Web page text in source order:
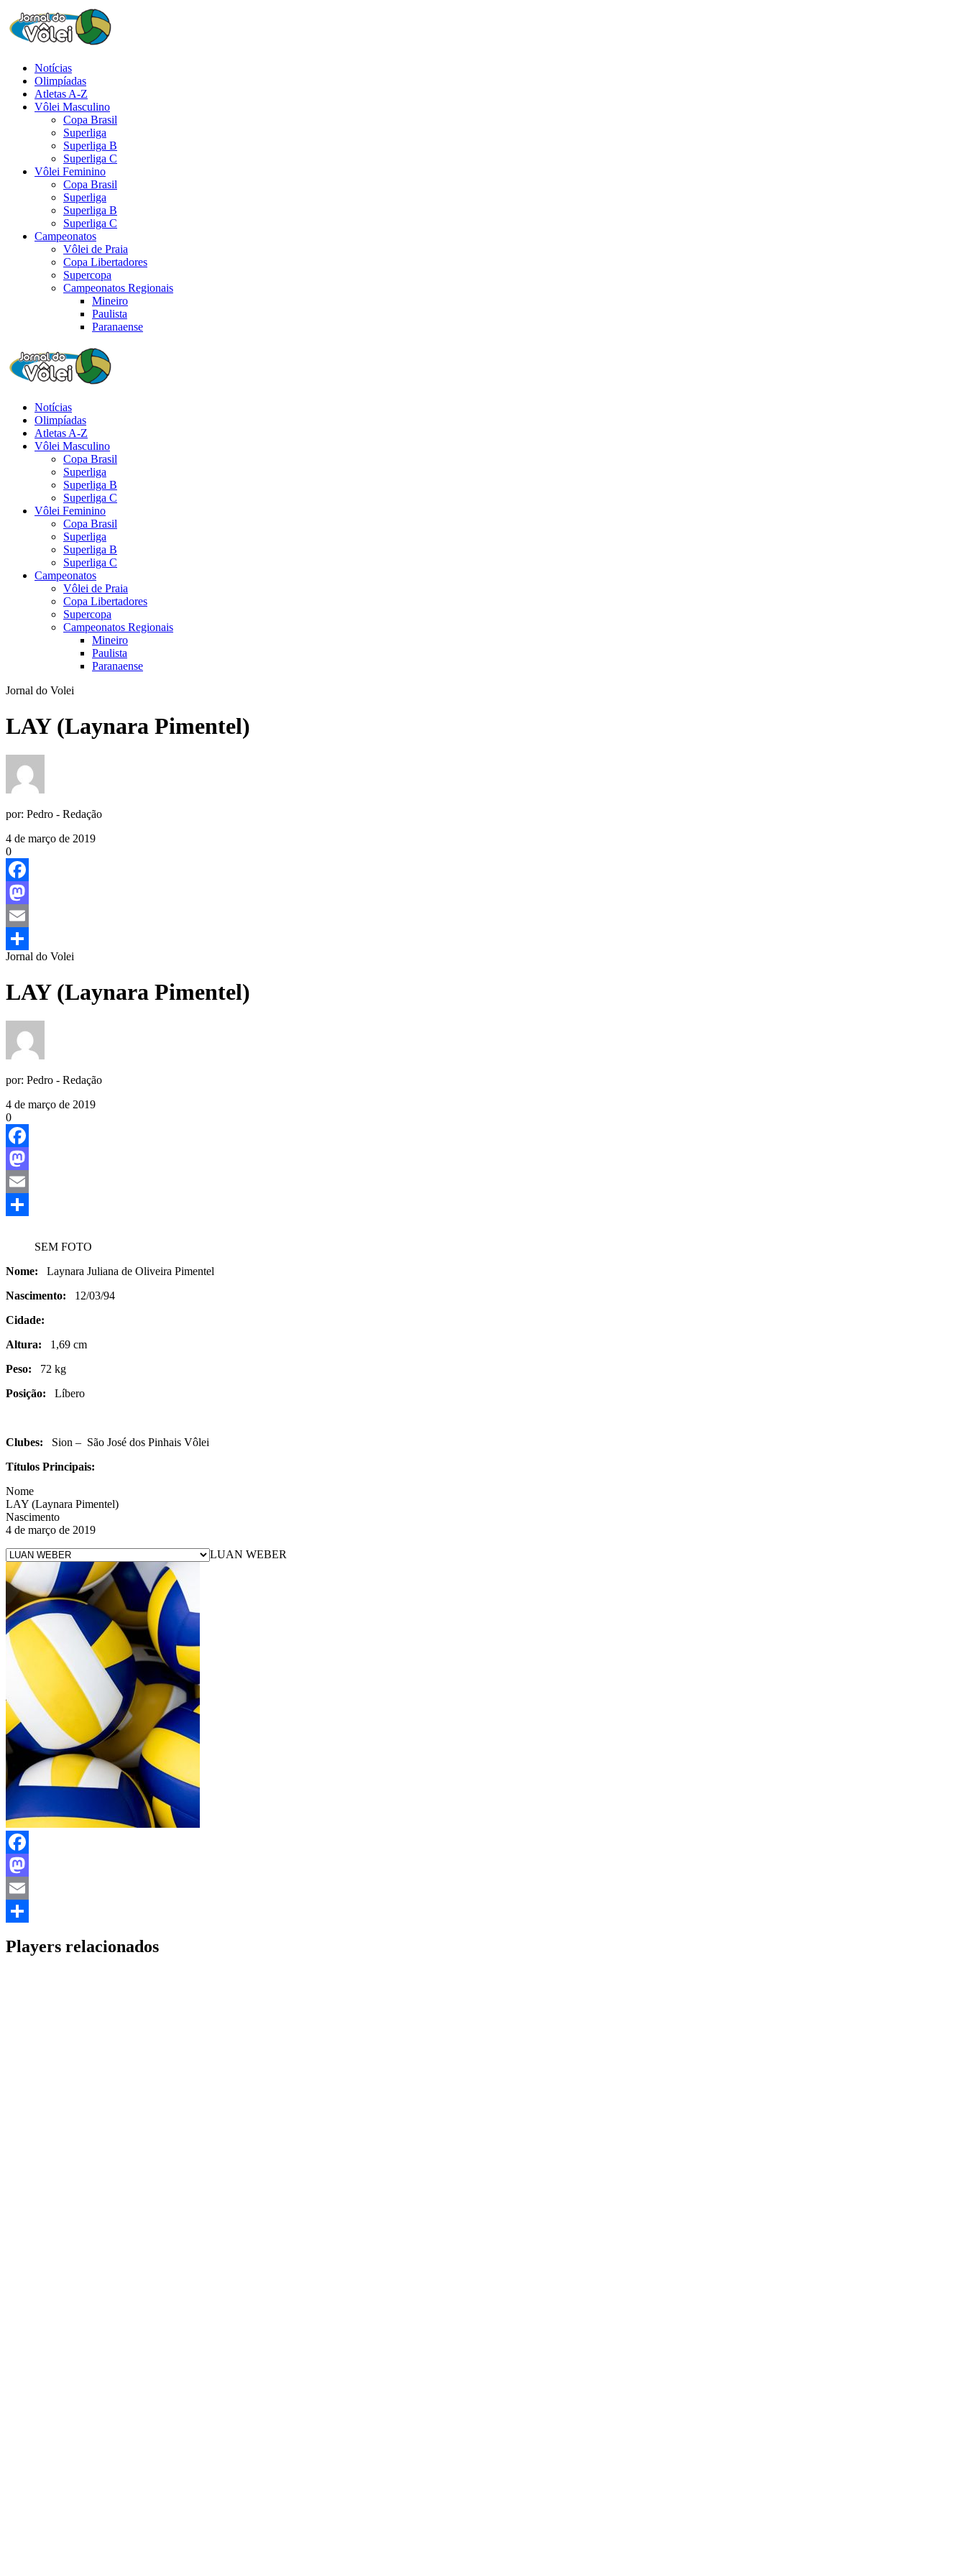
Notícias
Olimpíadas
Atletas A-Z
Vôlei Masculino
Copa Brasil
Superliga
Superliga B
Superliga C
Vôlei Feminino
Copa Brasil
Superliga
Superliga B
Superliga C
Campeonatos
Vôlei de Praia
Copa Libertadores
Supercopa
Campeonatos Regionais
Mineiro
Paulista
Paranaense
Notícias
Olimpíadas
Atletas A-Z
Vôlei Masculino
Copa Brasil
Superliga
Superliga B
Superliga C
Vôlei Feminino
Copa Brasil
Superliga
Superliga B
Superliga C
Campeonatos
Vôlei de Praia
Copa Libertadores
Supercopa
Campeonatos Regionais
Mineiro
Paulista
Paranaense
Jornal do Volei
LAY (Laynara Pimentel)
por: Pedro - Redação
4 de março de 2019
0
Facebook
Mastodon
Email
Share
Jornal do Volei
LAY (Laynara Pimentel)
por: Pedro - Redação
4 de março de 2019
0
Facebook
Mastodon
Email
SEM FOTO
Nome: Laynara Juliana de Oliveira Pimentel
Nascimento: 12/03/94
Cidade:
Altura: 1,69 cm
Peso: 72 kg
Posição: Líbero
Clubes: Sion – São José dos Pinhais Vôlei
Títulos Principais:
Nome
LAY (Laynara Pimentel)
Nascimento
4 de março de 2019
LUAN WEBER
Facebook
Mastodon
Email
Players relacionados